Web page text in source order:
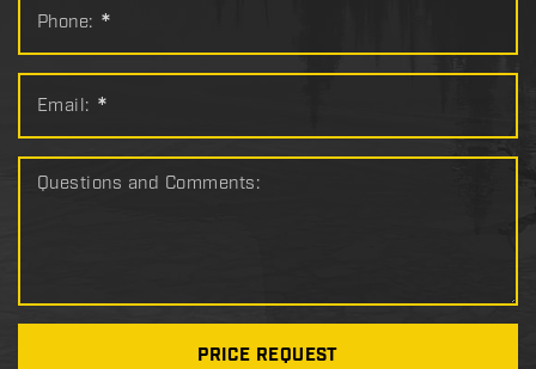
Phone: *
Email: *
Questions and Comments:
PRICE REQUEST